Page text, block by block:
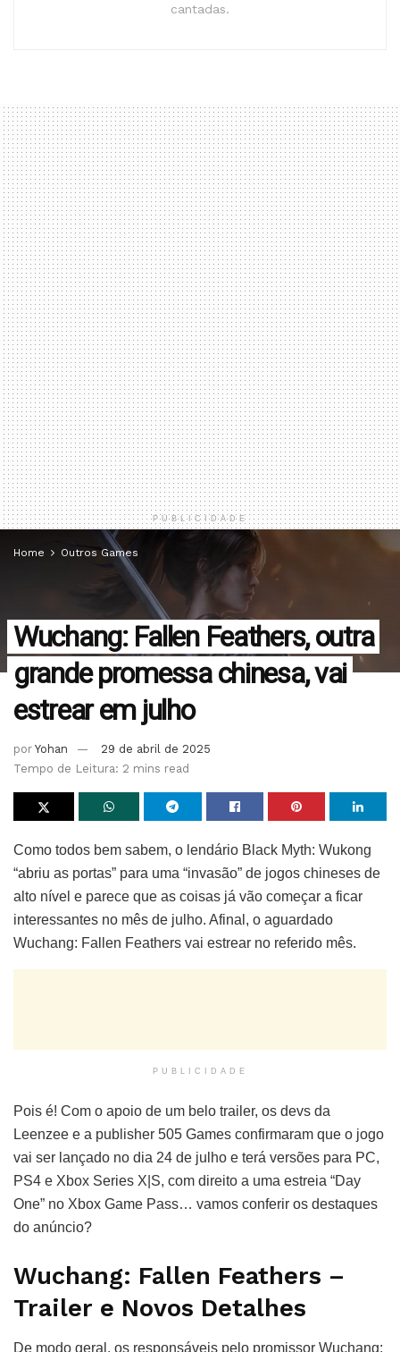
cantadas.
PUBLICIDADE
Home Outros Games
Wuchang: Fallen Feathers, outra
grande promessa chinesa, vai
estrear em julho
por Yohan
29 de abril de 2025
Tempo de Leitura: 2 mins read
Como todos bem sabem, o lendário Black Myth: Wukong
“abriu as portas” para uma “invasão” de jogos chineses de
alto nível e parece que as coisas já vão começar a ficar
interessantes no mês de julho. Afinal, o aguardado
Wuchang: Fallen Feathers vai estrear no referido mês.
PUBLICIDADE
Pois é! Com o apoio de um belo trailer, os devs da
Leenzee e a publisher 505 Games confirmaram que o jogo
vai ser lançado no dia 24 de julho e terá versões para PC,
PS4 e Xbox Series X|S, com direito a uma estreia “Day
One” no Xbox Game Pass… vamos conferir os destaques
do anúncio?
Wuchang: Fallen Feathers –
Trailer e Novos Detalhes
De modo geral, os responsáveis pelo promissor Wuchang: